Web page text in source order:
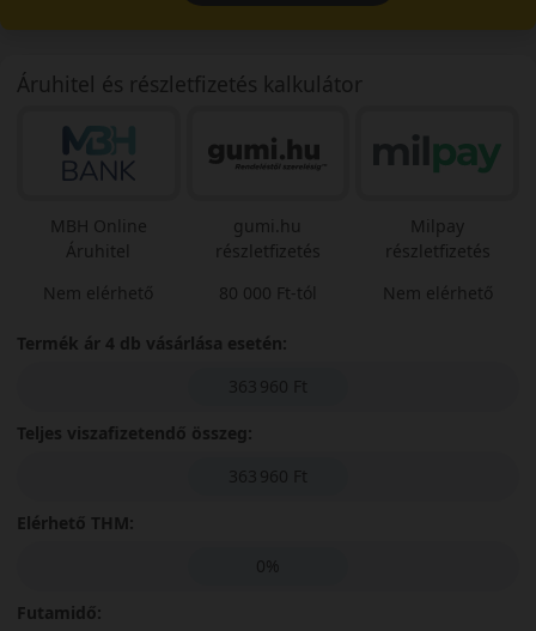
Áruhitel és részletfizetés kalkulátor
MBH Online
Áruhitel
Nem elérhető
gumi.hu
részletfizetés
80 000 Ft-tól
Milpay
részletfizetés
Nem elérhető
Termék ár 4 db vásárlása esetén:
363 960 Ft
Teljes viszafizetendő összeg:
363 960 Ft
Elérhető THM:
0%
Futamidő: